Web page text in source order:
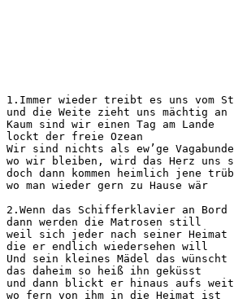
1.Immer wieder treibt es uns vom
und die Weite zieht uns mächtig an
Kaum sind wir einen Tag am Lande
lockt der freie Ozean
Wir sind nichts als ew’ge
wo wir bleiben, wird das Herz uns
doch dann kommen heimlich jene
wo man wieder gern zu Hause wär
2.Wenn das Schifferklavier an
dann werden die Matrosen still
weil sich jeder nach seiner Heimat
die er endlich wiedersehen will
Und sein kleines Mädel das
das daheim so heiß ihn geküsst
und dann blickt er hinaus aufs
wo fern von ihm in die Heimat ist